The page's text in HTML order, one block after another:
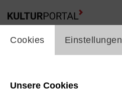
cookie_layer
Cookies Einstellungen
Unsere Cookies